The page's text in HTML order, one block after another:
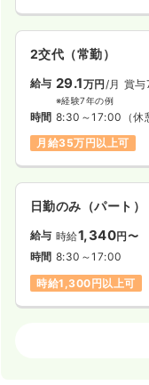
訪問看護正看護師
日勤のみ（常勤）
22.5〜27.2万円
※一例
時間 8:30～17:30（休
第二新卒可
月給27
日勤のみ（パート）
2交代（常勤）
給与 29.1万円/月 賞与
※経験7年の例
時間 8:30～17:00 （
月給35万円以上可
日勤のみ（パート）
給与 時給1,340円〜
時間 8:30～17:00
時給1,300円以上可